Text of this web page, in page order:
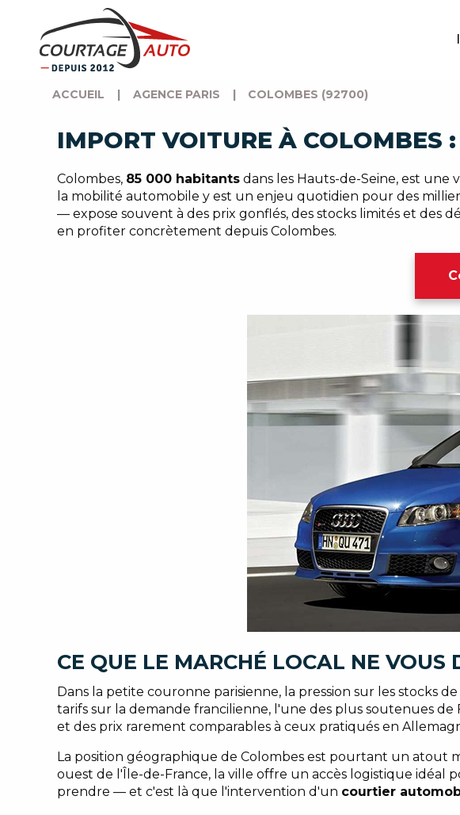
ACCUEIL | AGENCE PARIS | COLOMBES (92700)
IMPORT VOITURE À COLOMBES
Colombes, 85 000 habitants dans les Hauts-de-Seine, est une
la mobilité automobile y est un enjeu quotidien pour des
— expose souvent à des prix gonflés, des stocks limités et des
en profiter concrètement depuis Colombes.
CE QUE LE MARCHÉ LOCAL NE VOUS
Dans la petite couronne parisienne, la pression sur les stocks
tarifs sur la demande francilienne, l'une des plus soutenues de
et des prix rarement comparables à ceux pratiqués en
La position géographique de Colombes est pourtant un atout
ouest de l'Île-de-France, la ville offre un accès logistique idéal
prendre — et c'est là que l'intervention d'un courtier